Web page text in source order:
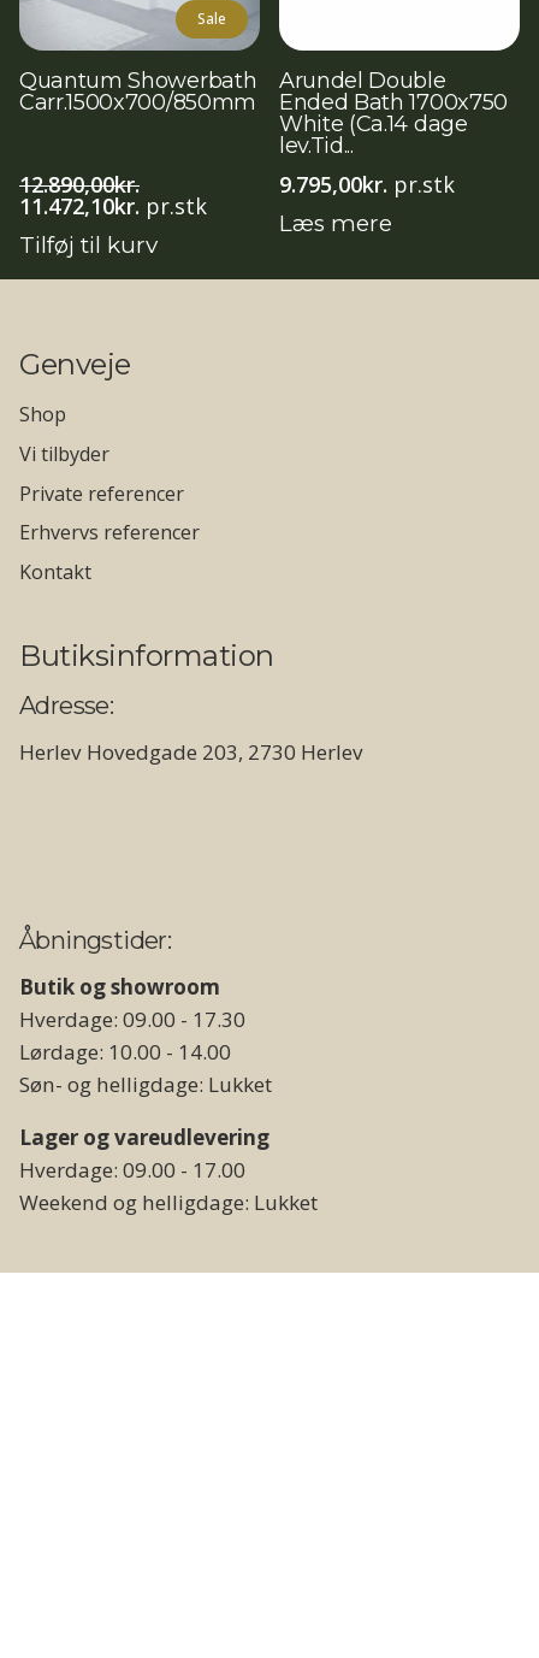
Sale
Quantum Showerbath
Carr.1500x700/850mm
12.890,00kr.
Den
oprindelige
pris
11.472,10kr. Den
aktuelle
pris
pr.stk
Tilføj til kurv
Arundel Double
Ended Bath 1700x750
White (Ca.14 dage
lev.Tid...
9.795,00kr. pr.stk
Læs mere
Genveje
Shop
Vi tilbyder
Private referencer
Erhvervs referencer
Kontakt
Butiksinformation
Adresse:
Herlev Hovedgade 203, 2730 Herlev
Åbningstider:
Butik og showroom
Hverdage: 09.00 - 17.30
Lørdage: 10.00 - 14.00
Søn- og helligdage: Lukket
Lager og vareudlevering
Hverdage: 09.00 - 17.00
Weekend og helligdage: Lukket